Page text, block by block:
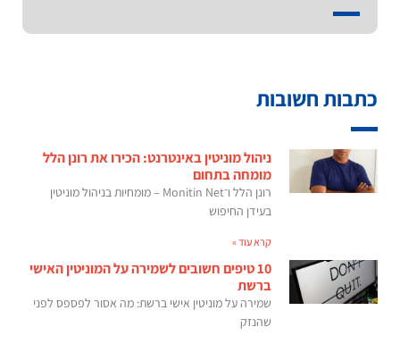
כתבות חשובות
ניהול מוניטין באינטרנט: הכירו את רונן הלל
מומחה בתחום
רונן הלל ו־Monitin Net – מומחיות בניהול מוניטין
בעידן החיפוש
קרא עוד »
10 טיפים חשובים לשמירה על המוניטין האישי
ברשת
שמירה על מוניטין אישי ברשת: מה אסור לפספס לפני
שהנזק